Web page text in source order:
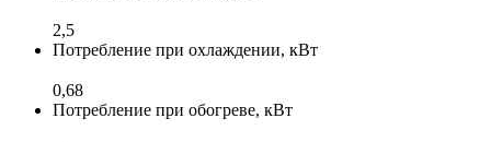
2,5
Потребление при охлаждении, кВт
0,68
Потребление при обогреве, кВт